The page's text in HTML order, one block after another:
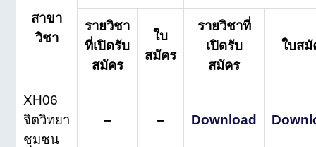
สาขา
วิชา
รายวิชา
ที่เปิดรับ
สมัคร
ใบ
สมัคร
รายวิชาที่
เปิดรับ
สมัคร
ใบสมั
XH06
จิตวิทยา
ชุมชน
– – Download